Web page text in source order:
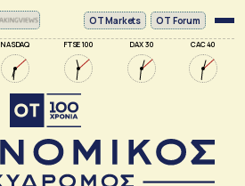
NASDAQ FTSE 100 DAX 30 CAC 40
ΟΤ Markets OT Forum